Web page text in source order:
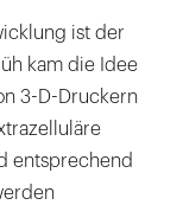
ist der
kam die Idee
3-D-Druckern
entsprechend